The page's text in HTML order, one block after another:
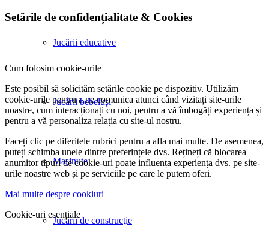
Jucării educative
Jucării bebeluşi
Maşinuţe
Jucării de construcţie
Setările de confidențialitate & Cookies
Cum folosim cookie-urile
Este posibil să solicităm setările cookie pe dispozitiv. Utilizăm
cookie-urile pentru a ne comunica atunci când vizitați site-urile
noastre, cum interacționați cu noi, pentru a vă îmbogăți experiența și
pentru a vă personaliza relația cu site-ul nostru.
Faceți clic pe diferitele rubrici pentru a afla mai multe. De asemenea,
puteți schimba unele dintre preferințele dvs. Rețineți că blocarea
anumitor tipuri de cookie-uri poate influența experiența dvs. pe site-
urile noastre web și pe serviciile pe care le putem oferi.
Mai multe despre cookiuri
Cookie-uri esențiale